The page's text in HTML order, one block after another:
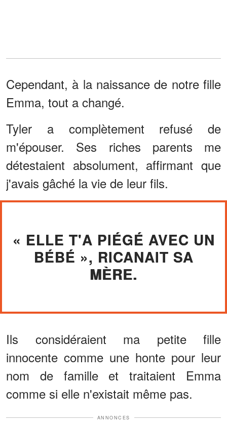
Cependant, à la naissance de notre fille
Emma, tout a changé.
Tyler a complètement refusé de
m'épouser. Ses riches parents me
détestaient absolument, affirmant que
j'avais gâché la vie de leur fils.
« ELLE T'A PIÉGÉ AVEC UN
BÉBÉ », RICANAIT SA
MÈRE.
Ils considéraient ma petite fille
innocente comme une honte pour leur
nom de famille et traitaient Emma
comme si elle n'existait même pas.
ANNONCES